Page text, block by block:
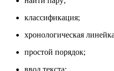
классификация;
хронологическая
простой порядок;